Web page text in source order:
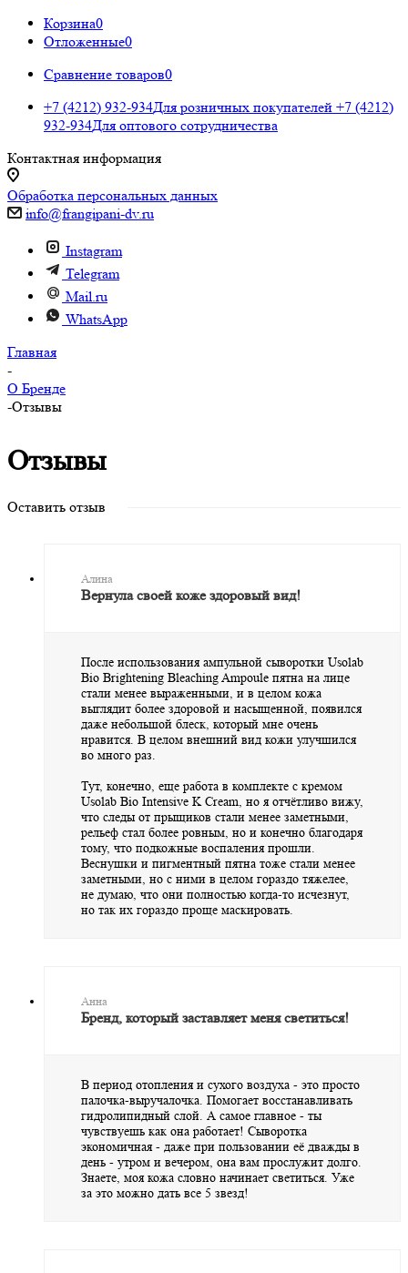
Корзина0
Отложенные0
Сравнение товаров0
+7 (4212) 932-934Для розничных покупателей +7 (4212)
932-934Для оптового сотрудничества
Контактная информация
Обработка персональных данных
info@frangipani-dv.ru
Instagram
Telegram
Mail.ru
WhatsApp
Главная
-
О Бренде
-Отзывы
Отзывы
Оставить отзыв
Алина
Вернула своей коже здоровый вид!
После использования ампульной сыворотки Usolab
Bio Brightening Bleaching Ampoule пятна на лице
стали менее выраженными, и в целом кожа
выглядит более здоровой и насыщенной, появился
даже небольшой блеск, который мне очень
нравится. В целом внешний вид кожи улучшился
во много раз.
Тут, конечно, еще работа в комплекте с кремом
Usolab Bio Intensive K Cream, но я отчётливо вижу,
что следы от прыщиков стали менее заметными,
рельеф стал более ровным, но и конечно благодаря
тому, что подкожные воспаления прошли.
Веснушки и пигментный пятна тоже стали менее
заметными, но с ними в целом гораздо тяжелее,
не думаю, что они полностью когда-то исчезнут,
но так их гораздо проще маскировать.
Анна
Бренд, который заставляет меня светиться!
В период отопления и сухого воздуха - это просто
палочка-выручалочка. Помогает восстанавливать
гидролипидный слой. А самое главное - ты
чувствуешь как она работает! Сыворотка
экономичная - даже при пользовании её дважды в
день - утром и вечером, она вам прослужит долго.
Знаете, моя кожа словно начинает светиться. Уже
за это можно дать все 5 звезд!